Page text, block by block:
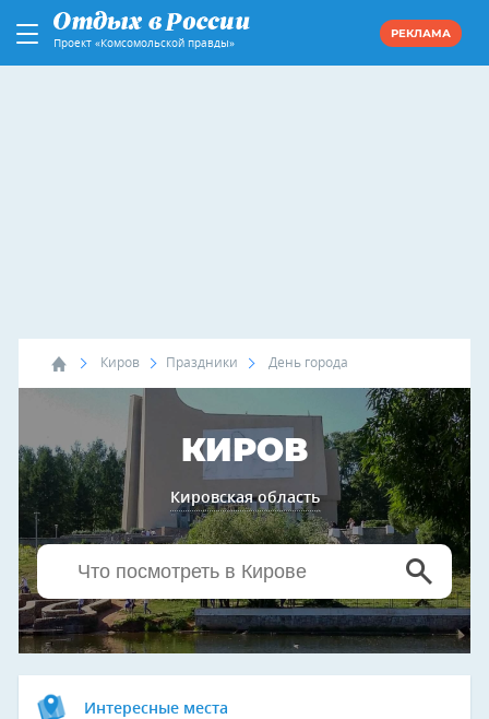
Проект «Комсомольской правды»
РЕКЛАМА
Киров Праздники День города
КИРОВ
Кировская область
Интересные места